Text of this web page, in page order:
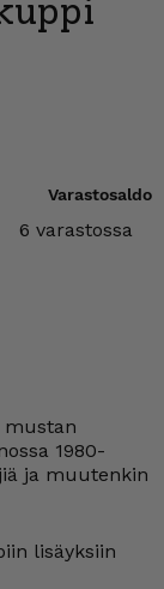
Varastosaldo
6 varastossa
mustan
1980-
ja muutenkin
lisäyksiin